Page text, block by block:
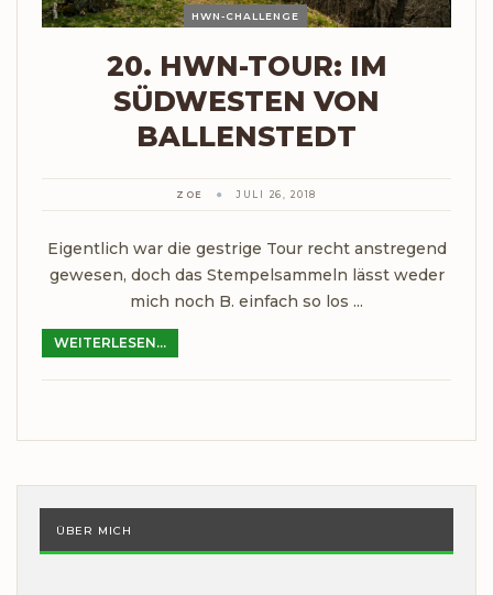
HWN-CHALLENGE
20. HWN-TOUR: IM
SÜDWESTEN VON
BALLENSTEDT
ZOE JULI 26, 2018
Eigentlich war die gestrige Tour recht anstregend
gewesen, doch das Stempelsammeln lässt weder
mich noch B. einfach so los ...
WEITERLESEN...
ÜBER MICH